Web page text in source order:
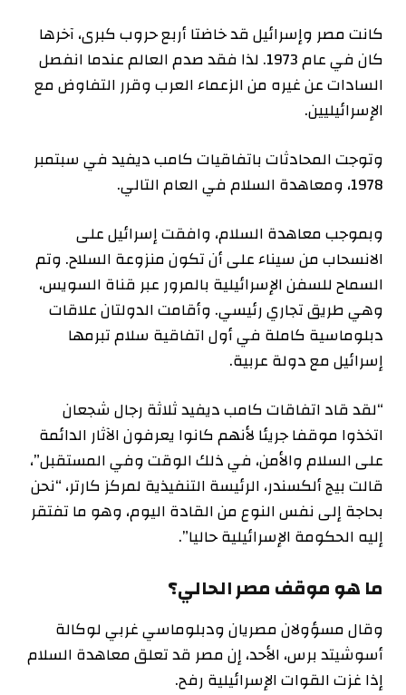
كانت مصر وإسرائيل قد خاضتا أربع حروب كبرى، آخرها
كان في عام 1973. لذا فقد صدم العالم عندما انفصل
السادات عن غيره من الزعماء العرب وقرر التفاوض مع
الإسرائيليين.
وتوجت المحادثات باتفاقيات كامب ديفيد في سبتمبر
1978، ومعاهدة السلام في العام التالي.
وبموجب معاهدة السلام، وافقت إسرائيل على
الانسحاب من سيناء على أن تكون منزوعة السلاح. وتم
السماح للسفن الإسرائيلية بالمرور عبر قناة السويس،
وهي طريق تجاري رئيسي. وأقامت الدولتان علاقات
دبلوماسية كاملة في أول اتفاقية سلام تبرمها
إسرائيل مع دولة عربية.
“لقد قاد اتفاقات كامب ديفيد ثلاثة رجال شجعان
اتخذوا موقفا جريئا لأنهم كانوا يعرفون الآثار الدائمة
على السلام والأمن، في ذلك الوقت وفي المستقبل”،
قالت بيج ألكسندر، الرئيسة التنفيذية لمركز كارتر، “نحن
بحاجة إلى نفس النوع من القادة اليوم، وهو ما تفتقر
إليه الحكومة الإسرائيلية حاليا”.
ما هو موقف مصر الحالي؟
وقال مسؤولان مصريان ودبلوماسي غربي لوكالة
أسوشيتد برس، الأحد، إن مصر قد تعلق معاهدة السلام
إذا غزت القوات الإسرائيلية رفح.